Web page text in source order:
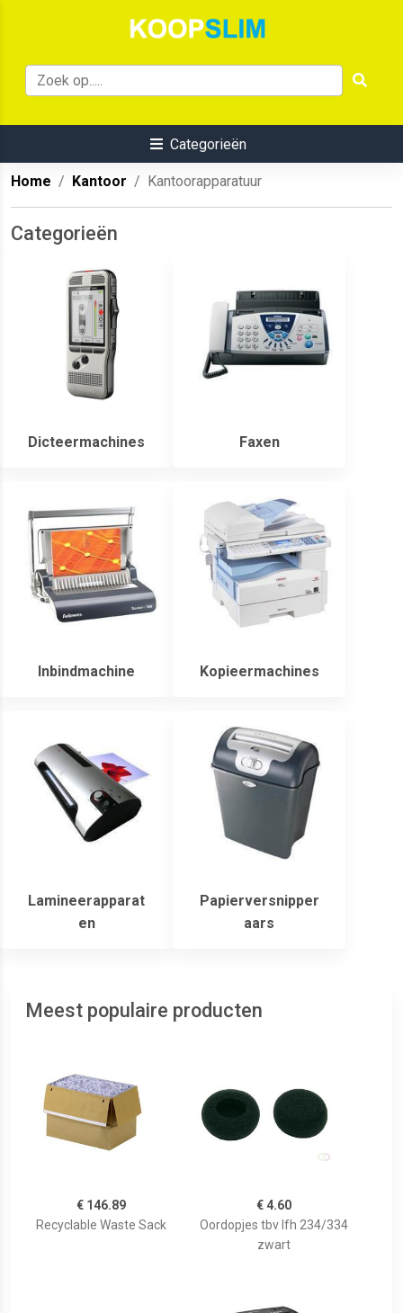
Categorieën
Home Kantoor Kantoorapparatuur
Categorieën
Dicteermachines Faxen
Inbindmachine Kopieermachines
Lamineerapparat
en
Papierversnipper
aars
Meest populaire producten
€ 146.89
Recyclable Waste Sack
€ 4.60
Oordopjes tbv lfh 234/334
zwart